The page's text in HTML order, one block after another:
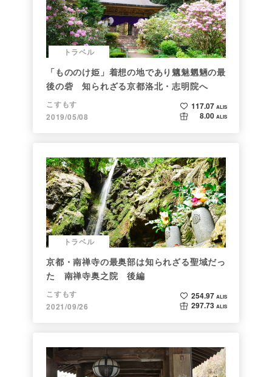
トラベル
「もののけ姫」着想の地であり魑魅魍魎の最
後の砦 知られざる京都洛北・志明院へ
こすもす
2019/05/08
117.07 ALIS
8.00 ALIS
トラベル
京都・南禅寺の最奥部は知られざる聖域だっ
た 南禅寺奥之院 後編
こすもす
2021/09/26
254.97 ALIS
297.73 ALIS